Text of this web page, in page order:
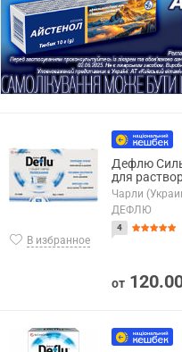
В избранное
Дефлю
для
Чарли
ДЕФЛЮ
4
от